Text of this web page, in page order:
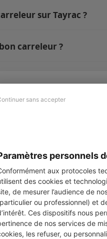
sans accepter
personnels
aux protocoles
des cookies et
de mesurer l’audience de
ou professionnel) et
Ces dispositifs nous
de nos services de
les refuser, ou
sur Tayrac ?
carreleur ?
Pro
ça marche
Mobile
des chantiers